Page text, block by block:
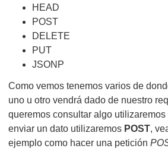
HEAD
POST
DELETE
PUT
JSONP
Como vemos tenemos varios de
uno u otro vendrá dado de nuestro
queremos consultar algo utilizaremos
enviar un dato utilizaremos POST,
ejemplo como hacer una petición